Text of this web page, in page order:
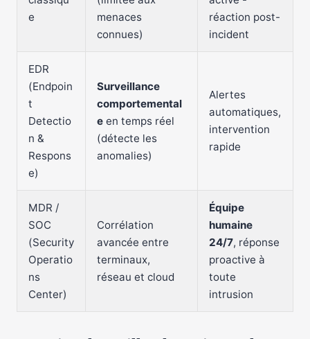
e
menaces
connues)
réaction post-
incident
EDR
(Endpoin
t
Detectio
n &
Respons
e)
Surveillance
comportemental
e en temps réel
(détecte les
anomalies)
Alertes
automatiques,
intervention
rapide
MDR /
SOC
(Security
Operatio
ns
Center)
Corrélation
avancée entre
terminaux,
réseau et cloud
Équipe
humaine
24/7, réponse
proactive à
toute
intrusion